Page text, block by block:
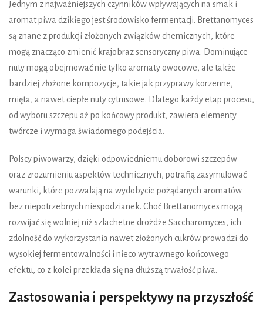
Jednym z najważniejszych czynników wpływających na smak i
aromat piwa dzikiego jest środowisko fermentacji. Brettanomyces
są znane z produkcji złożonych związków chemicznych, które
mogą znacząco zmienić krajobraz sensoryczny piwa. Dominujące
nuty mogą obejmować nie tylko aromaty owocowe, ale także
bardziej złożone kompozycje, takie jak przyprawy korzenne,
mięta, a nawet ciepłe nuty cytrusowe. Dlatego każdy etap procesu,
od wyboru szczepu aż po końcowy produkt, zawiera elementy
twórcze i wymaga świadomego podejścia.
Polscy piwowarzy, dzięki odpowiedniemu doborowi szczepów
oraz zrozumieniu aspektów technicznych, potrafią zasymulować
warunki, które pozwalają na wydobycie pożądanych aromatów
bez niepotrzebnych niespodzianek. Choć Brettanomyces mogą
rozwijać się wolniej niż szlachetne drożdże Saccharomyces, ich
zdolność do wykorzystania nawet złożonych cukrów prowadzi do
wysokiej fermentowalności i nieco wytrawnego końcowego
efektu, co z kolei przekłada się na dłuższą trwałość piwa.
Zastosowania i perspektywy na przyszłość